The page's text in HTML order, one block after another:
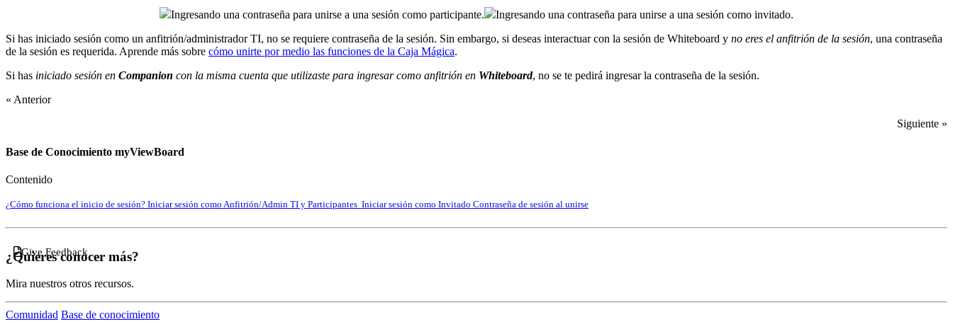
Ingresando una contraseña para unirse a una sesión como participante.
Ingresando una contraseña para unirse a una sesión como invitado.
Si has iniciado sesión como un anfitrión/administrador TI, no se requiere contraseña de la sesión. Sin embargo, si deseas interactuar con la sesión de Whiteboard y no eres el anfitrión de la sesión, una contraseña
de la sesión es requerida. Aprende más sobre cómo unirte por medio las funciones de la Caja Mágica.
Si has iniciado sesión en Companion con la misma cuenta que utilizaste para ingresar como anfitrión en Whiteboard, no se te pedirá ingresar la contraseña de la sesión.
« Anterior
Siguiente »
Base de Conocimiento myViewBoard
Contenido
¿Cómo funciona el inicio de sesión? Iniciar sesión como Anfitrión/Admin TI y Participantes Iniciar sesión como Invitado Contraseña de sesión al unirse
Give Feedback
¿Quieres conocer más?
Mira nuestros otros recursos.
Comunidad Base de conocimiento